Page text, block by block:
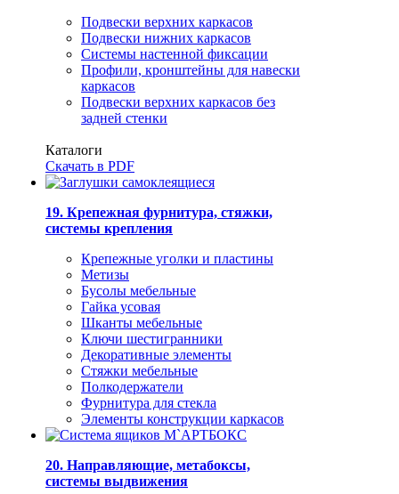
Подвески верхних каркасов
Подвески нижних каркасов
Системы настенной фиксации
Профили, кронштейны для навески
каркасов
Подвески верхних каркасов без
задней стенки
Каталоги
Скачать в PDF
19. Крепежная фурнитура, стяжки,
системы крепления
Крепежные уголки и пластины
Метизы
Бусолы мебельные
Гайка усовая
Шканты мебельные
Ключи шестигранники
Декоративные элементы
Стяжки мебельные
Полкодержатели
Фурнитура для стекла
Элементы конструкции каркасов
20. Направляющие, метабоксы,
системы выдвижения